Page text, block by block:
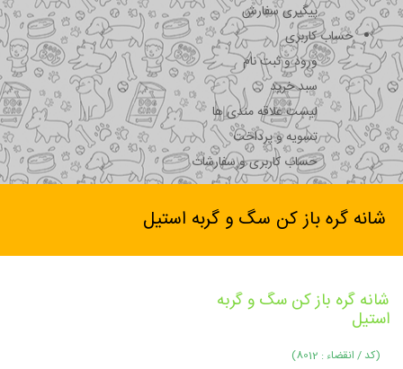
پیگیری سفارش
حساب کاربری
ورود و ثبت نام
سبد خرید
لیست علاقه مندی ها
تسویه و پرداخت
حساب کاربری و سفارشات
شانه گره باز کن سگ و گربه استیل
شانه گره باز کن سگ و گربه
استیل
(کد / انقضاء : 8012)